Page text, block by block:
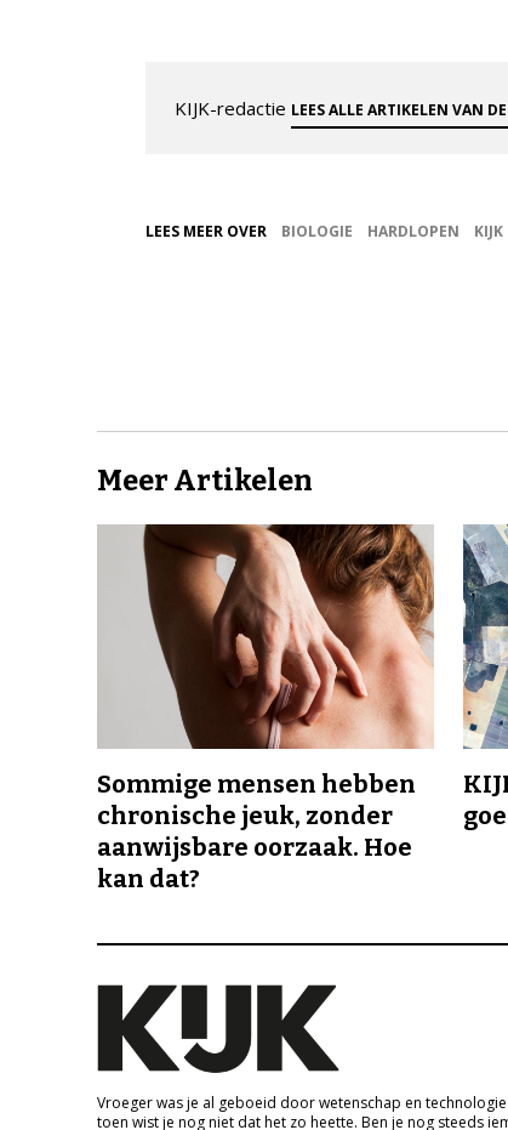
KIJK-redactie LEES ALLE ARTIKELEN VAN
LEES MEER OVER BIOLOGIE HARDLOPEN
Meer Artikelen
Sommige mensen hebben
chronische jeuk, zonder
aanwijsbare oorzaak. Hoe
kan dat?
Vroeger was je al geboeid door wetenschap en
toen wist je nog niet dat het zo heette. Ben je nog steeds